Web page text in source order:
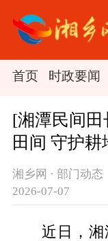
首页 时政要闻
[湘潭民间
田间 守护耕
湘乡网 · 部门动态
2026-07-07
近日，